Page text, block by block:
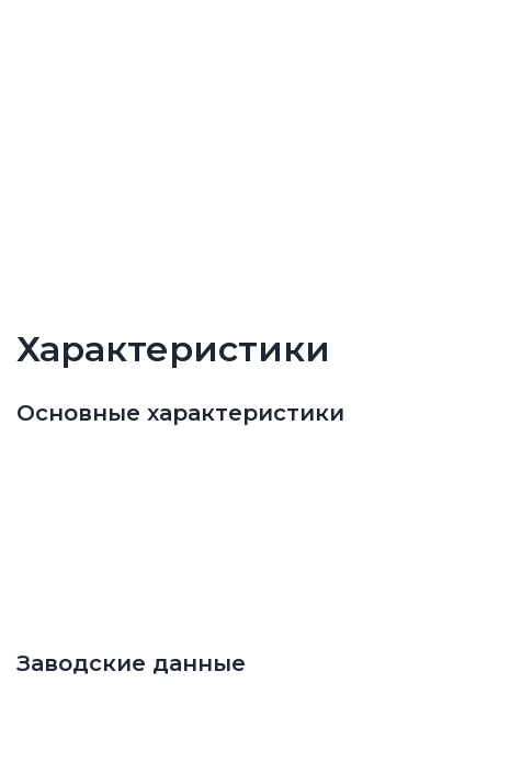
Характеристики
Основные характеристики
Заводские данные